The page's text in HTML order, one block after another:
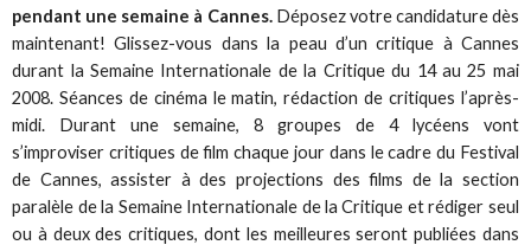
pendant une semaine à Cannes.Déposez votre candidature dès
maintenant! Glissez-vous dans la peau d’un critique à Cannes
durant la Semaine Internationale de la Critique du 14 au 25 mai
2008. Séances de cinéma le matin, rédaction de critiques l’après-
midi. Durant une semaine, 8 groupes de 4 lycéens vont
s’improviser critiques de film chaque jour dans le cadre du Festival
de Cannes, assister à des projections des films de la section
paralèle de la Semaine Internationale de la Critique et rédiger seul
ou à deux des critiques, dont les meilleures seront publiées dans